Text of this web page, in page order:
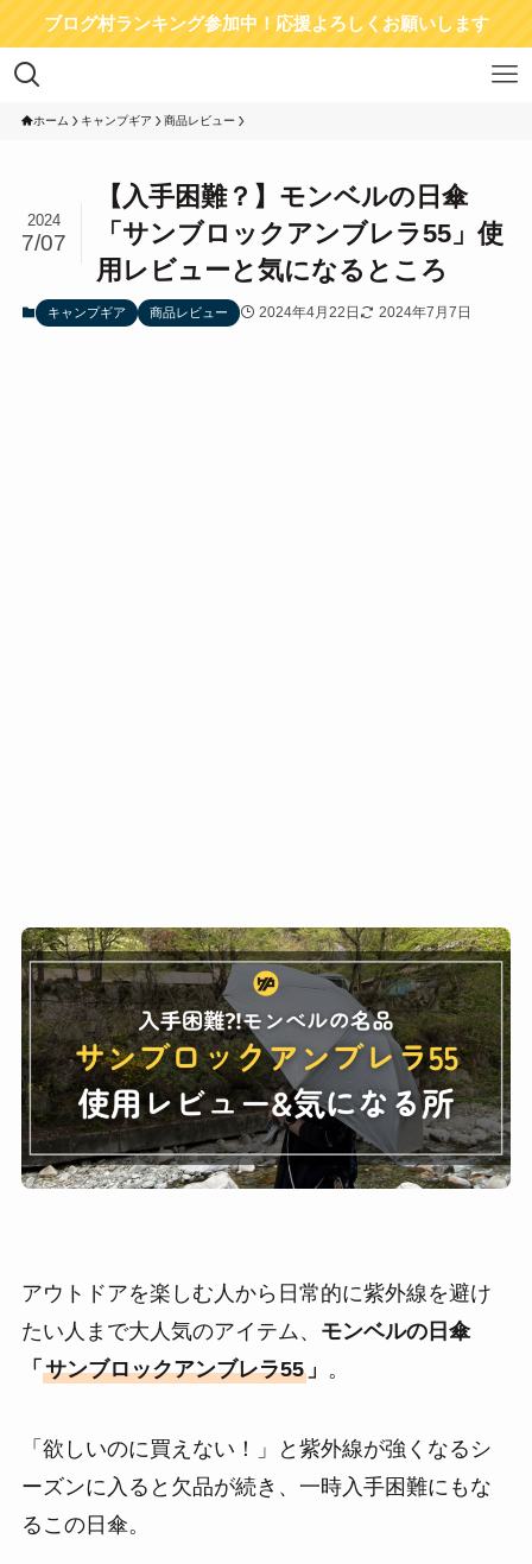
ブログ村ランキング参加中！応援よろしくお願いします
ホーム キャンプギア 商品レビュー
【入手困難？】モンベルの日傘
「サンブロックアンブレラ55」使
用レビューと気になるところ
2024
7/07
キャンプギア 商品レビュー 2024年4月22日 2024年7月7日
アウトドアを楽しむ人から日常的に紫外線を避け
たい人まで大人気のアイテム、 モンベルの日傘
「 サンブロックアンブレラ55」 。
「欲しいのに買えない！」と紫外線が強くなるシ
ーズンに入ると欠品が続き、一時入手困難にもな
るこの日傘。